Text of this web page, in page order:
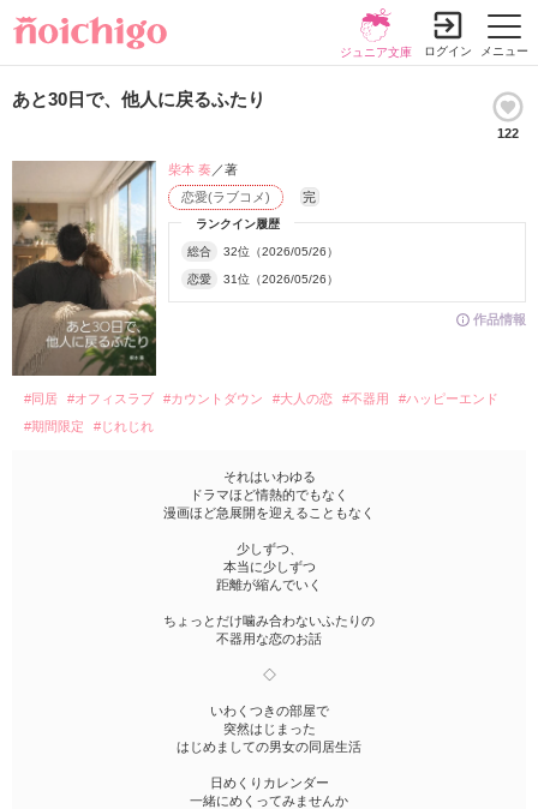
メニュー
ジュニア文庫 ログイン
あと30日で、他人に戻るふたり
122
作品情報
ランクイン履歴
総合 32位（2026/05/26）
恋愛 31位（2026/05/26）
恋愛(ラブコメ) 完
柴本 奏 ／著
#同居 #オフィスラブ #カウントダウン #大人の恋 #不器用
#ハッピーエンド
#期間限定
#じれじれ
それはいわゆる
ドラマほど情熱的でもなく
漫画ほど急展開を迎えることもなく
少しずつ、
本当に少しずつ
距離が縮んでいく
ちょっとだけ噛み合わないふたりの
不器用な恋のお話
◇
いわくつきの部屋で
突然はじまった
はじめましての男女の同居生活
日めくりカレンダー
一緒にめくってみませんか